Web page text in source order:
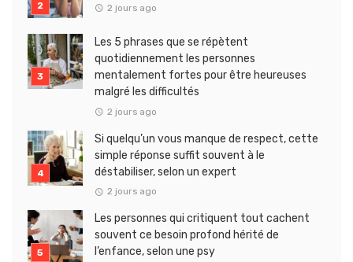
2 jours ago
Les 5 phrases que se répètent
quotidiennement les personnes
mentalement fortes pour être heureuses
malgré les difficultés
2 jours ago
Si quelqu’un vous manque de respect, cette
simple réponse suffit souvent à le
déstabiliser, selon un expert
2 jours ago
Les personnes qui critiquent tout cachent
souvent ce besoin profond hérité de
l’enfance, selon une psy